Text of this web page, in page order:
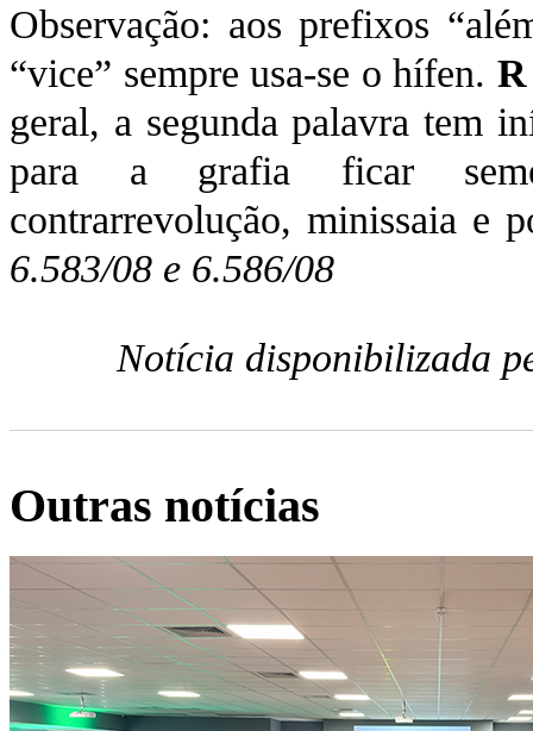
Observação: aos prefixos
“vice” sempre usa-se o hífen.
geral, a segunda palavra tem
para a grafia ficar
contrarrevolução, minissaia e
6.583/08 e 6.586/08
Notícia disponibilizada
Outras notícias